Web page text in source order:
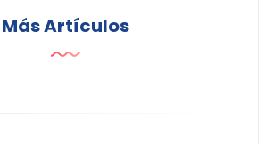
Más Artículos